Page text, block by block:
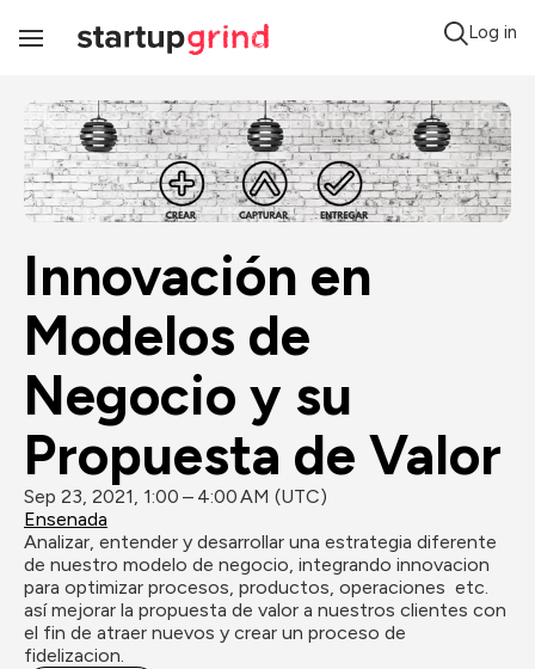
Toggle
Log in
Innovación en
Modelos de
Negocio y su
Propuesta de Valor
Sep 23, 2021, 1:00 – 4:00 AM (UTC)
Ensenada
Analizar, entender y desarrollar una estrategia diferente
de nuestro modelo de negocio, integrando innovacion
para optimizar procesos, productos, operaciones  etc.
así mejorar la propuesta de valor a nuestros clientes con
el fin de atraer nuevos y crear un proceso de
fidelizacion.